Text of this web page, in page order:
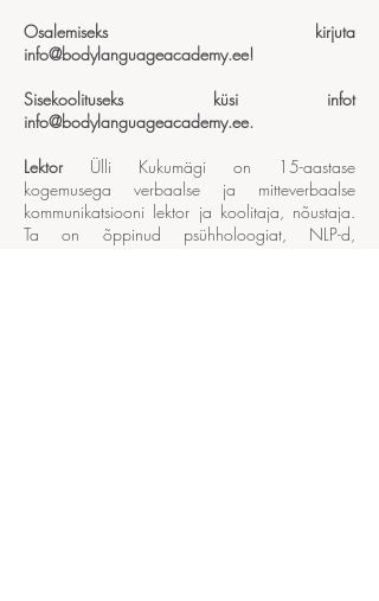
Osalemiseks kirjuta
info@bodylanguageacademy.ee!
Sisekoolituseks küsi infot
info@bodylanguageacademy.ee.
Lektor Ülli Kukumägi on 15-aastase
kogemusega verbaalse ja mitteverbaalse
kommunikatsiooni lektor ja koolitaja, nõustaja.
Ta on õppinud psühholoogiat, NLP-d,